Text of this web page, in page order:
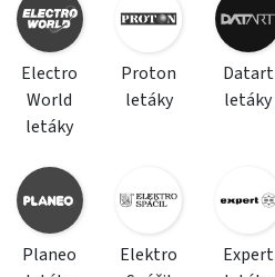
Electro
World
letáky
Proton
letáky
Datart
letáky
Planeo
Elektro
Expert